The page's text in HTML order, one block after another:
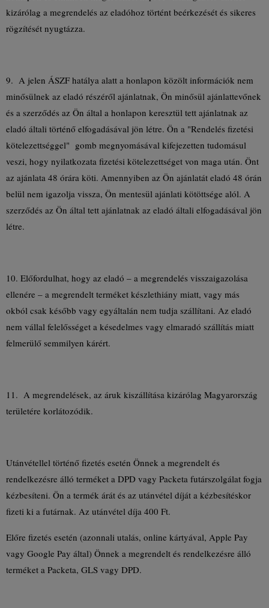
kizárólag a megrendelés az eladóhoz történt beérkezését és sikeres
rögzítését nyugtázza.
9. A jelen ÁSZF hatálya alatt a honlapon közölt információk nem
minősülnek az eladó részéről ajánlatnak, Ön minősül ajánlattevőnek
és a szerződés az Ön által a honlapon keresztül tett ajánlatnak az
eladó általi történő elfogadásával jön létre. Ön a "Rendelés fizetési
kötelezettséggel" gomb megnyomásával kifejezetten tudomásul
veszi, hogy nyilatkozata fizetési kötelezettséget von maga után. Önt
az ajánlata 48 órára köti. Amennyiben az Ön ajánlatát eladó 48 órán
belül nem igazolja vissza, Ön mentesül ajánlati kötöttsége alól. A
szerződés az Ön által tett ajánlatnak az eladó általi elfogadásával jön
létre.
10. Előfordulhat, hogy az eladó – a megrendelés visszaigazolása
ellenére – a megrendelt terméket készlethiány miatt, vagy más
okból csak később vagy egyáltalán nem tudja szállítani. Az eladó
nem vállal felelősséget a késedelmes vagy elmaradó szállítás miatt
felmerülő semmilyen kárért.
11. A megrendelések, az áruk kiszállítása kizárólag Magyarország
területére korlátozódik.
Utánvétellel történő fizetés esetén Önnek a megrendelt és
rendelkezésre álló terméket a DPD vagy Packeta futárszolgálat fogja
kézbesíteni. Ön a termék árát és az utánvétel díját a kézbesítéskor
fizeti ki a futárnak. Az utánvétel díja 400 Ft.
Előre fizetés esetén (azonnali utalás, online kártyával, Apple Pay
vagy Google Pay által) Önnek a megrendelt és rendelkezésre álló
terméket a Packeta, GLS vagy DPD.